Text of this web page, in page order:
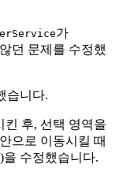
가
던 문제를 수정했
습니다.
킨 후, 선택 영역을
으로 이동시킬 때
)을 수정했습니다.